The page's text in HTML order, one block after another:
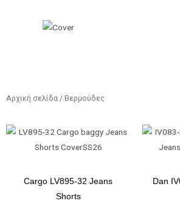
Αρχική σελίδα / Βερμούδες
Cargo LV895-32 Jeans
Shorts
Dan